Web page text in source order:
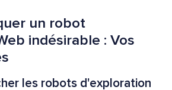
un robot
indésirable : Vos
les robots d'exploration